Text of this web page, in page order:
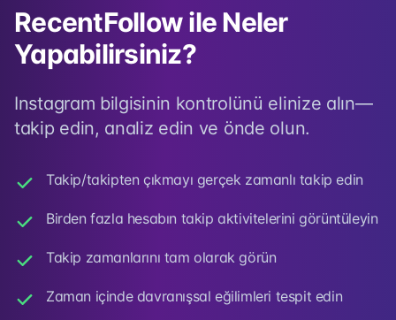
RecentFollow ile Neler
Yapabilirsiniz?
Instagram bilgisinin kontrolünü elinize alın—
takip edin, analiz edin ve önde olun.
Takip/takipten çıkmayı gerçek zamanlı takip edin
Birden fazla hesabın takip aktivitelerini görüntüleyin
Takip zamanlarını tam olarak görün
Zaman içinde davranışsal eğilimleri tespit edin